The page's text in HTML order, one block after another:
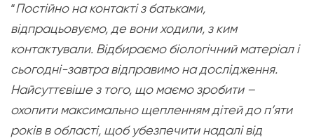
“Постійно на контакті з батьками,
відпрацьовуємо, де вони ходили, з ким
контактували. Відбираємо біологічний матеріал і
сьогодні-завтра відправимо на дослідження.
Найсуттєвіше з того, що маємо зробити –
охопити максимально щепленням дітей до п’яти
років в області, щоб убезпечити надалі від